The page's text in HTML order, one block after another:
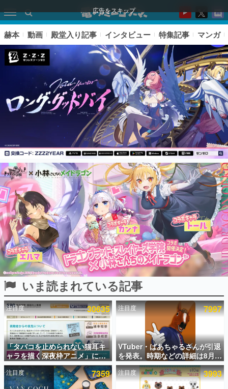
広告をスキップ
ピックアップ
電ファミのいま読まれている記事ランキング
アプリセール情報
インタビュー
連載・特集一覧
殿堂入り記事
SNS拡散数が数千以上！ ページビュー数万以上！ などな
ど。多くの人々に読まれた、電ファミ渾身の“殿堂入り”記
事をまとめました。
ゲームの企画書
名作ゲームクリエイターの方々に製作時のエピソードをお
聞きし、ヒットする企画（ゲーム）とは何か？を探ってい
きます。
赫本
この物語を解いてはいけない。『赫本』は、〈試験問題〉
の形をした短編ホラー小説集です。
赫本 動画 殿堂入り記事 インタビュー 特集記事 マンガ
いま読まれている記事
注目度 30635
「タバコを止められない猫耳キ
ャラを描く深夜枠アニメ」に視
聴者の一部から批判意見。違法
薬物の使用と思しき描写も含め
て、BPOが議論を交わす
注目度 7997
VTuber・ばあちゃるさんが引退
を発表。時期などの詳細は8月9
日15時からの配信で説明
注目度 7359 注目度 3993